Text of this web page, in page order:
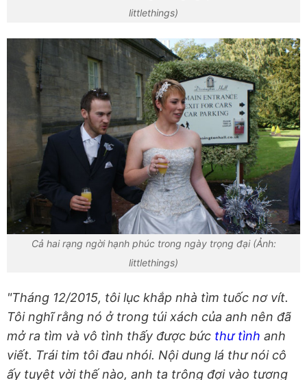
littlethings)
Cả hai rạng ngời hạnh phúc trong ngày trọng đại (Ảnh:
littlethings)
"Tháng 12/2015, tôi lục khắp nhà tìm tuốc nơ vít.
Tôi nghĩ rằng nó ở trong túi xách của anh nên đã
mở ra tìm và vô tình thấy được bức thư tình anh
viết. Trái tim tôi đau nhói. Nội dung lá thư nói cô
ấy tuyệt vời thế nào, anh ta trông đợi vào tương